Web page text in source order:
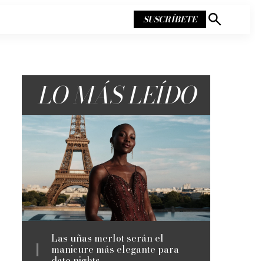
SUSCRÍBETE
Mostrar
LO MÁS LEÍDO
Las uñas merlot serán el
manicure más elegante para